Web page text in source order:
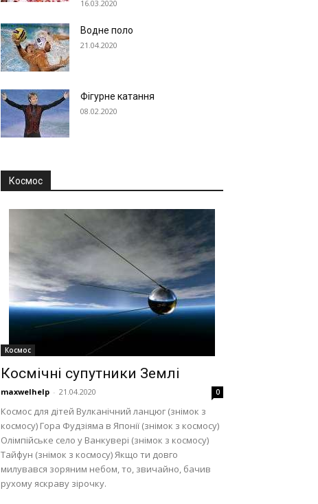
16.03.2020
Водне поло
21.04.2020
Фігурне катання
08.02.2020
Космос
Космос
Космічні супутники Землі
maxwelhelp - 21.04.2020 0
Космос для дітей Вулканічний ланцюг (знімок з
космосу) Гора Фудзіяма в Японії (знімок з космосу)
Олімпійське село у Ванкувері (знімок з космосу)
Тайфун (знімок з космосу) Якщо ти довго
милувався зоряним небом, то, звичайно, бачив
рухому яскраву зірочку.